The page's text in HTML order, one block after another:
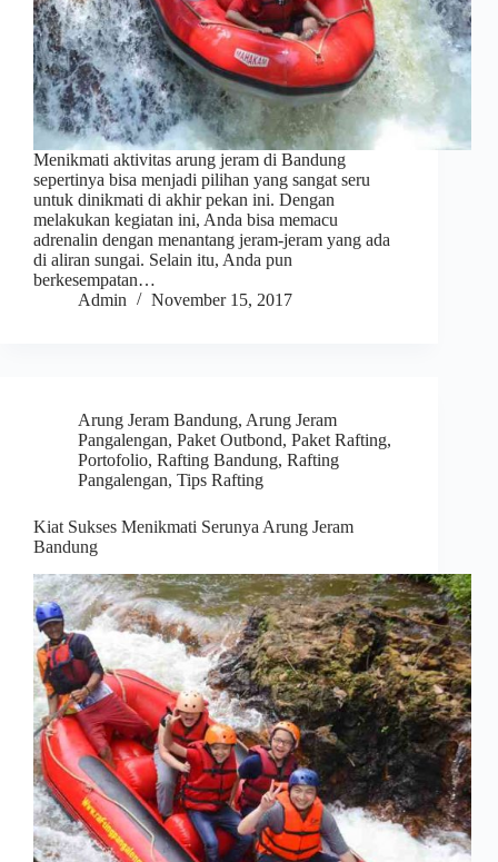
Menikmati aktivitas arung jeram di Bandung
sepertinya bisa menjadi pilihan yang sangat seru
untuk dinikmati di akhir pekan ini. Dengan
melakukan kegiatan ini, Anda bisa memacu
adrenalin dengan menantang jeram-jeram yang ada
di aliran sungai. Selain itu, Anda pun
berkesempatan…
Admin
November 15, 2017
Arung Jeram Bandung, Arung Jeram
Pangalengan, Paket Outbond, Paket Rafting,
Portofolio, Rafting Bandung, Rafting
Pangalengan, Tips Rafting
Kiat Sukses Menikmati Serunya Arung Jeram
Bandung